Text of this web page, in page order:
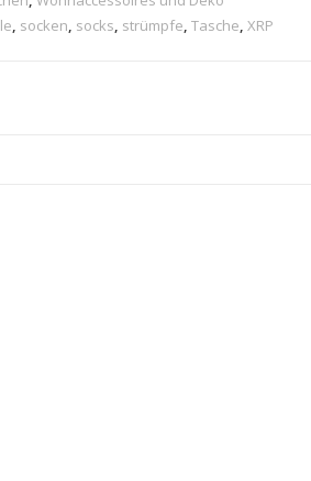
, socken, socks, strümpfe, Tasche, XRP